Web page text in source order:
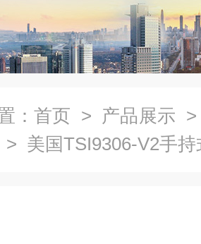
： 首页 > 产品展示
> 美国TSI9306-V2手